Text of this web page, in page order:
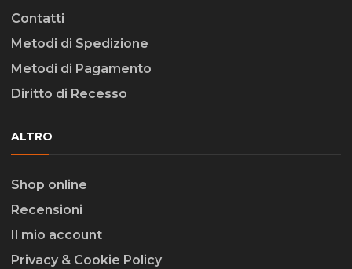
Contatti
Metodi di Spedizione
Metodi di Pagamento
Diritto di Recesso
ALTRO
Shop online
Recensioni
Il mio account
Privacy & Cookie Policy